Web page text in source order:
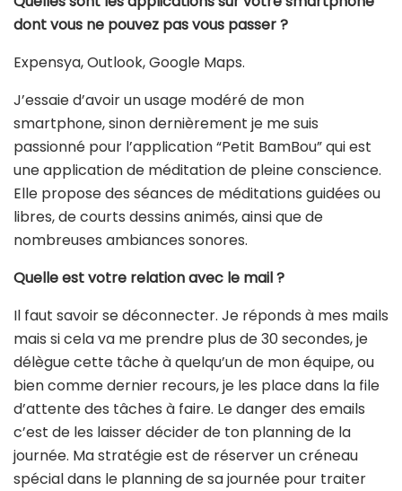
dont vous ne pouvez pas vous passer ?
Expensya, Outlook, Google Maps.
J’essaie d’avoir un usage modéré de mon
smartphone, sinon dernièrement je me suis
passionné pour l’application “Petit BamBou” qui est
une application de méditation de pleine conscience.
Elle propose des séances de méditations guidées ou
libres, de courts dessins animés, ainsi que de
nombreuses ambiances sonores.
Quelle est votre relation avec le mail ?
Il faut savoir se déconnecter. Je réponds à mes mails
mais si cela va me prendre plus de 30 secondes, je
délègue cette tâche à quelqu’un de mon équipe, ou
bien comme dernier recours, je les place dans la file
d’attente des tâches à faire. Le danger des emails
c’est de les laisser décider de ton planning de la
journée. Ma stratégie est de réserver un créneau
spécial dans le planning de sa journée pour traiter